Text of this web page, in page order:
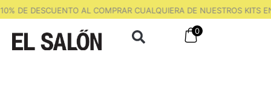
Ir
al
contenido
DE DESCUENTO AL COMPRAR CUALQUIERA DE NUESTROS KITS
0